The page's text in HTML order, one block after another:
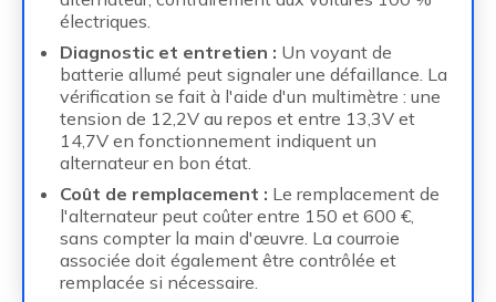
électriques.
Diagnostic et entretien : Un voyant de
batterie allumé peut signaler une défaillance. La
vérification se fait à l'aide d'un multimètre : une
tension de 12,2V au repos et entre 13,3V et
14,7V en fonctionnement indiquent un
alternateur en bon état.
Coût de remplacement : Le remplacement de
l'alternateur peut coûter entre 150 et 600 €,
sans compter la main d'œuvre. La courroie
associée doit également être contrôlée et
remplacée si nécessaire.